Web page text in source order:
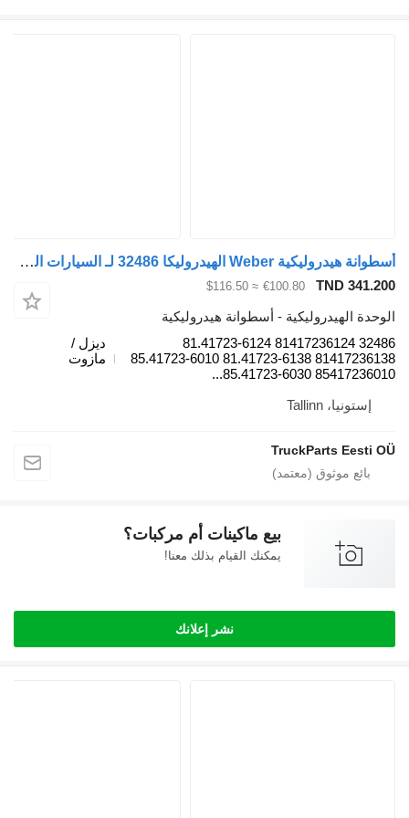
أسطوانة هيدروليكية Weber الهيدروليكا 32486 لـ السيارات القاطرة MAN TGL, TGM, TGS, TGX (2005-2021)
TND
€100.80
≈ $116.50
الهيدروليكية - أسطوانة هيدروليكية
32486 81417236124 81.41723-6124
81417236138 81.41723-6138 85.41723-6010
85417236010
ديزل /
مازوت
إستونيا، Tallinn
TruckParts Eesti
بيع ماكينات أم مركبات؟
يمكنك القيام بذلك معنا!
نشر إعلانك